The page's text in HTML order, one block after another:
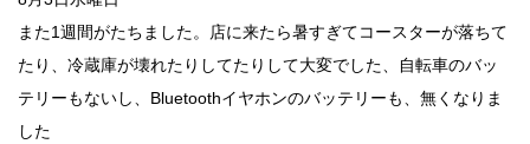
また1週間がたちました。店に来たら暑すぎてコースターが落ちて
たり、冷蔵庫が壊れたりしてたりして大変でした、自転車のバッ
テリーもないし、Bluetoothイヤホンのバッテリーも、無くなりま
した